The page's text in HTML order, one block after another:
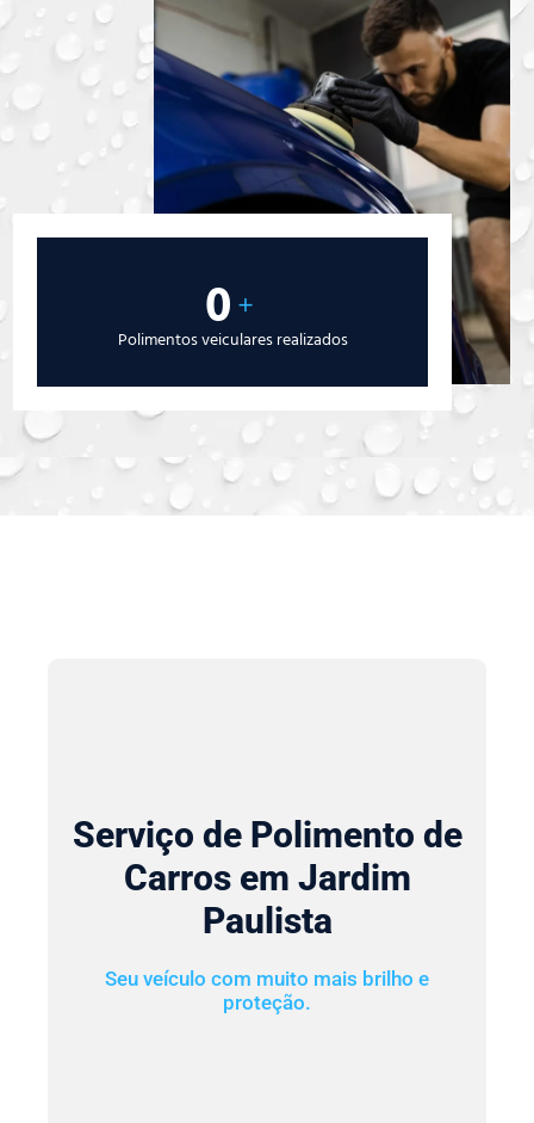
0+
Polimentos veiculares realizados
Serviço de Polimento de
Carros em Jardim
Paulista
Seu veículo com muito mais brilho e
proteção.